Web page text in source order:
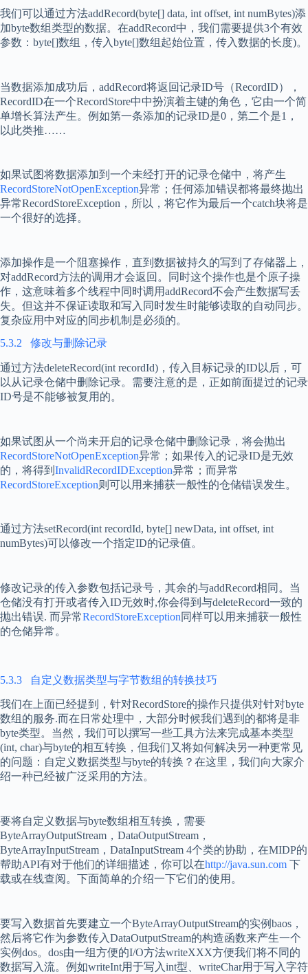
我们可以通过方法addRecord(byte[] data, int offset, int numBytes)添
加byte数组类型的数据。在addRecord中，我们需要提供3个有效
参数： byte[]数组，传入byte[]数组起始位置，传入数据的长度)。
当数据添加成功后， addRecord将返回记录ID号（RecordID），
RecordID在一个RecordStore中中扮演着主键的角色，它由一个简
单增长算法产生。例如第一条添加的记录ID是0 ，第二个是1 ，
以此类推……
如果试图将数据添加到一个未经打开的记录仓储中，将产生
RecordStoreNotOpenException异常；任何添加错误都将最终抛出
异常RecordStoreException ，所以，将它作为最后一个catch块将是
一个很好的选择。
添加操作是一个阻塞操作，直到数据被持久的写到了存储器上，
对addRecord方法的调用才会返回。同时这个操作也是个原子操
作，这意味着多个线程中同时调用addRecord不会产生数据写丢
失。但这并不保证读取和写入同时发生时能够读取的自动同步。
复杂应用中对应的同步机制是必须的。
5.3.2
修改与删除记录
通过方法deleteRecord(int recordId) ，传入目标记录的ID 以后，可
以从记录仓储中删除记录。需要注意的是，正如前面提过的记录
ID号是不能够被复用的。
如果试图从一个尚未开启的记录仓储中删除记录，将会抛出
RecordStoreNotOpenException异常；如果传入的记录ID是无效
的，将得到 InvalidRecordIDException异常；而异常
RecordStoreException则可以用来捕获一般性的仓储错误发生。
通过方法setRecord(int recordId, byte[] newData, int offset, int
numBytes)可以修改一个指定ID的记录值。
修改记录的传入参数包括记录号，其余的与addRecord相同。当
仓储没有打开或者传入ID无效时,你会得到与deleteRecord一致的
抛出错误. 而异常RecordStoreException同样可以用来捕获一般性
的仓储异常。
5.3.3 自定义数据类型与字节数组的转换技巧
我们在上面已经提到，针对RecordStore的操作只提供对针对byte
数组的服务.而在日常处理中，大部分时候我们遇到的都将是非
byte类型。当然，我们可以撰写一些工具方法来完成基本类型
(int, char)与byte的相互转换，但我们又将如何解决另一种更常见
的问题：自定义数据类型与byte的转换？在这里，我们向大家介
绍一种已经被广泛采用的方法。
要将自定义数据与byte数组相互转换，需要
ByteArrayOutputStream ， DataOutputStream ，
ByteArrayInputStream ， DataInputStream 4个类的协助，在MIDP的
帮助API有对于他们的详细描述，你可以在http://java.sun.com 下
载或在线查阅。下面简单的介绍一下它们的使用。
要写入数据首先要建立一个ByteArrayOutputStream的实例baos ，
然后将它作为参数传入DataOutputStream的构造函数来产生一个
实例dos。 dos由一组方便的I/O方法writeXXX方便我们将不同的
数据写入流。例如writeInt用于写入int型、 writeChar用于写入字符